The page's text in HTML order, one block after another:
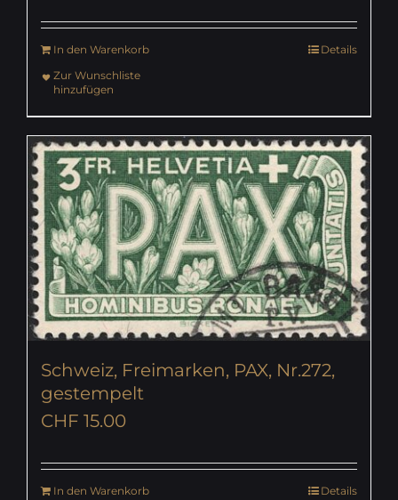
In den Warenkorb
Details
Zur Wunschliste
hinzufügen
Schweiz, Freimarken, PAX, Nr.272,
gestempelt
CHF 15.00
In den Warenkorb
Details